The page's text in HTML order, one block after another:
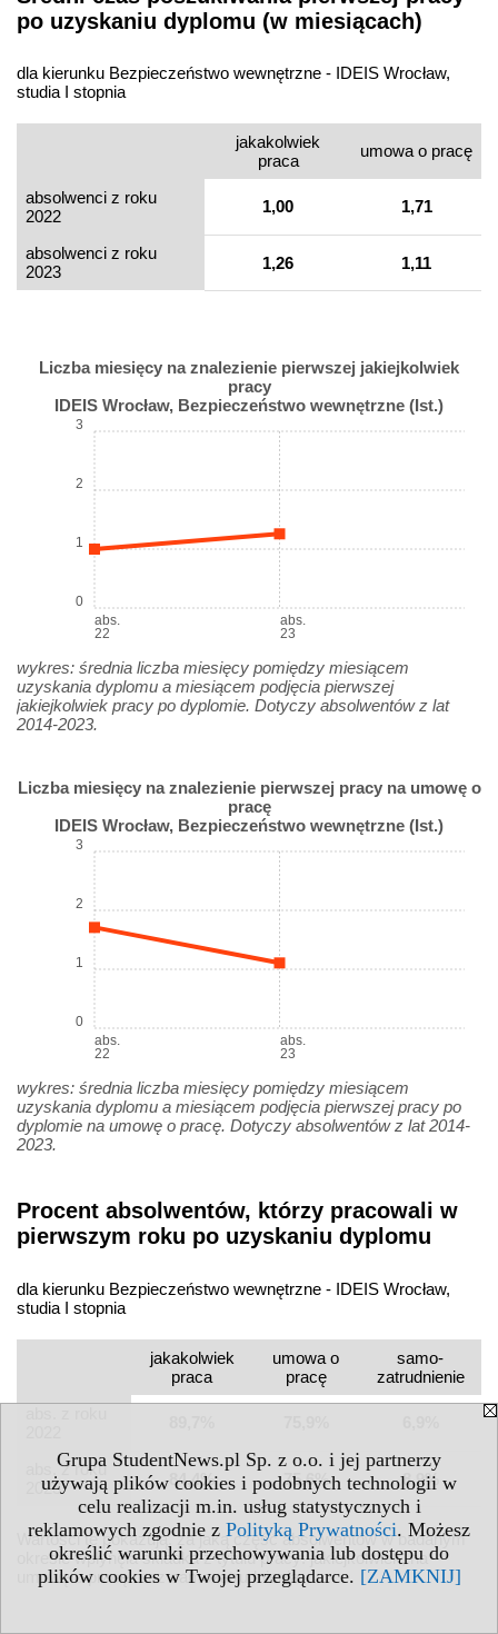
Grupa StudentNews.pl Sp. z o.o. i jej partnerzy
używają plików cookies i podobnych technologii w
celu realizacji m.in. usług statystycznych i
reklamowych zgodnie z Polityką Prywatności. Możesz
określić warunki przechowywania lub dostępu do
plików cookies w Twojej przeglądarce. [ZAMKNIJ]
po uzyskaniu dyplomu (w miesiącach)
dla kierunku Bezpieczeństwo wewnętrzne - IDEIS Wrocław,
studia I stopnia
jakakolwiek
praca
umowa o pracę
absolwenci z roku
2022
1,00 1,71
absolwenci z roku
2023
1,26 1,11
Liczba miesięcy na znalezienie pierwszej jakiejkolwiek
pracy
IDEIS Wrocław, Bezpieczeństwo wewnętrzne (Ist.)
abs.
22
abs.
23
0
1
2
3
wykres: średnia liczba miesięcy pomiędzy miesiącem
uzyskania dyplomu a miesiącem podjęcia pierwszej
jakiejkolwiek pracy po dyplomie. Dotyczy absolwentów z lat
2014-2023.
Liczba miesięcy na znalezienie pierwszej pracy na umowę o
pracę
IDEIS Wrocław, Bezpieczeństwo wewnętrzne (Ist.)
abs.
22
abs.
23
0
1
2
3
wykres: średnia liczba miesięcy pomiędzy miesiącem
uzyskania dyplomu a miesiącem podjęcia pierwszej pracy po
dyplomie na umowę o pracę. Dotyczy absolwentów z lat 2014-
2023.
Procent absolwentów, którzy pracowali w
pierwszym roku po uzyskaniu dyplomu
dla kierunku Bezpieczeństwo wewnętrzne - IDEIS Wrocław,
studia I stopnia
jakakolwiek
praca
umowa o
pracę
samo­
zatrudnienie
abs. z roku
2023
84,4% 75,6% 8,9%
Wartości te pokazują, za jaką część absolwentów w badanym
okresie wpłynęła składka z tytułu pracy: jakiejkolwiek, na
umowę o pracę oraz samozatrudnienia.